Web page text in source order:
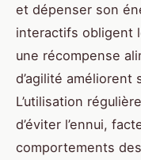
et dépenser son
interactifs obligent
une récompense
d’agilité
L’utilisation
d’éviter l’ennui,
comportements